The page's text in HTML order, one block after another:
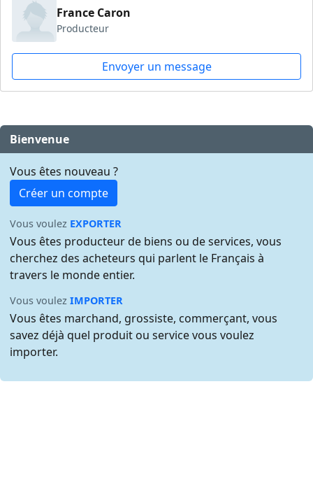
France Caron
Producteur
Envoyer un message
Bienvenue
Vous êtes nouveau ?
Créer un compte
Vous voulez EXPORTER
Vous êtes producteur de biens ou de services, vous
cherchez des acheteurs qui parlent le Français à
travers le monde entier.
Vous voulezIMPORTER
Vous êtes marchand, grossiste, commerçant, vous
savez déjà quel produit ou service vous voulez
importer.